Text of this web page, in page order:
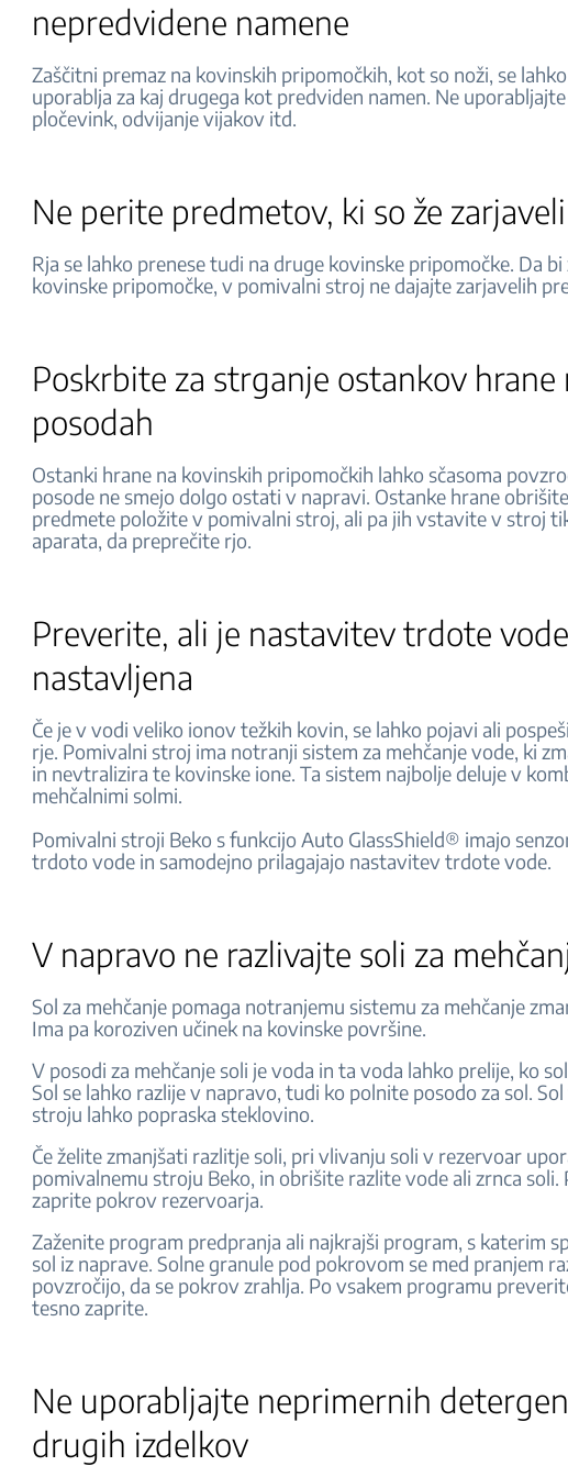
nepredvidene namene
Zaščitni premaz na kovinskih pripomočkih, kot so noži, se
uporablja za kaj drugega kot predviden namen. Ne
pločevink, odvijanje vijakov itd.
Ne perite predmetov, ki so že zarjaveli
Rja se lahko prenese tudi na druge kovinske pripomočke. Da
kovinske pripomočke, v pomivalni stroj ne dajajte zarjavelih
Poskrbite za strganje ostankov hrane
posodah
Ostanki hrane na kovinskih pripomočkih lahko sčasoma
posode ne smejo dolgo ostati v napravi. Ostanke hrane
predmete položite v pomivalni stroj, ali pa jih vstavite v stroj
aparata, da preprečite rjo.
Preverite, ali je nastavitev trdote
nastavljena
Če je v vodi veliko ionov težkih kovin, se lahko pojavi ali
rje. Pomivalni stroj ima notranji sistem za mehčanje vode, ki
in nevtralizira te kovinske ione. Ta sistem najbolje deluje v
mehčalnimi solmi.
Pomivalni stroji Beko s funkcijo Auto GlassShield® imajo
trdoto vode in samodejno prilagajajo nastavitev trdote vode.
V napravo ne razlivajte soli za
Sol za mehčanje pomaga notranjemu sistemu za mehčanje
Ima pa koroziven učinek na kovinske površine.
V posodi za mehčanje soli je voda in ta voda lahko prelije, ko
Sol se lahko razlije v napravo, tudi ko polnite posodo za sol.
stroju lahko popraska steklovino.
Če želite zmanjšati razlitje soli, pri vlivanju soli v rezervoar
pomivalnemu stroju Beko, in obrišite razlite vode ali zrnca soli.
zaprite pokrov rezervoarja.
Zaženite program predpranja ali najkrajši program, s katerim
sol iz naprave. Solne granule pod pokrovom se med pranjem
povzročijo, da se pokrov zrahlja. Po vsakem programu
tesno zaprite.
Ne uporabljajte neprimernih
drugih izdelkov